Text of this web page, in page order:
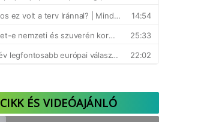
CIKK ÉS VIDEÓAJÁNLÓ